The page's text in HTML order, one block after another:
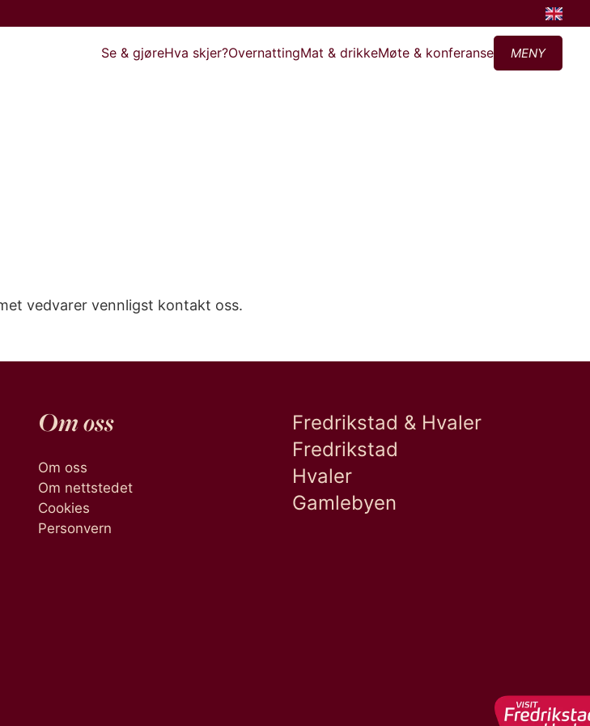
Se & gjøreHva skjer?OvernattingMat & drikkeMøte & konferanse MENY
vedvarer vennligst kontakt oss.
Om oss
Om oss
Om nettstedet
Cookies
Personvern
Fredrikstad & Hvaler
Fredrikstad
Hvaler
Gamlebyen